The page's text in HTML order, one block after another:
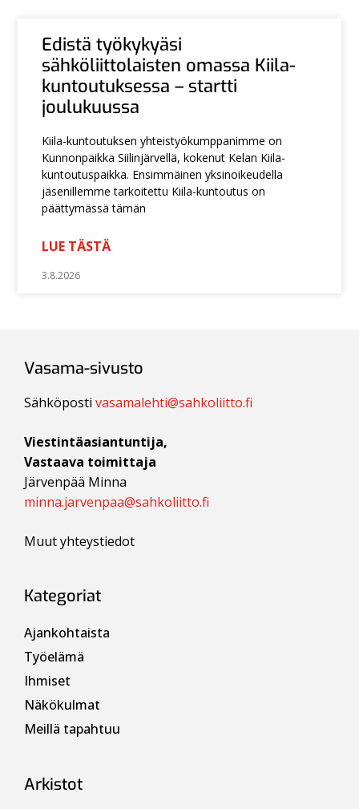
Edistä työkykyäsi
sähköliittolaisten omassa Kiila-
kuntoutuksessa – startti
joulukuussa
Kiila-kuntoutuksen yhteistyökumppanimme on
Kunnonpaikka Siilinjärvellä, kokenut Kelan Kiila-
kuntoutuspaikka. Ensimmäinen yksinoikeudella
jäsenillemme tarkoitettu Kiila-kuntoutus on
päättymässä tämän
LUE TÄSTÄ
3.8.2026
Vasama-sivusto
Sähköpostivasamalehti@sahkoliitto.fi
Viestintäasiantuntija,
Vastaava toimittaja
Järvenpää Minna
minna.jarvenpaa@sahkoliitto.fi
Muut yhteystiedot
Kategoriat
Ajankohtaista
Työelämä
Ihmiset
Näkökulmat
Meillä tapahtuu
Arkistot